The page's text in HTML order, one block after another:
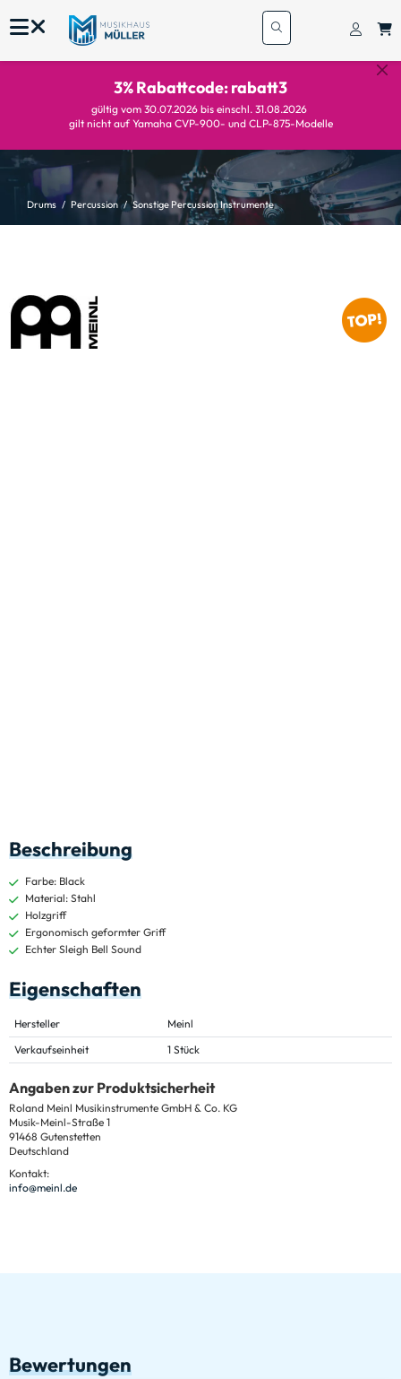
3% Rabattcode: rabatt3
gültig vom 30.07.2026 bis einschl. 31.08.2026
gilt nicht auf Yamaha CVP-900- und CLP-875-Modelle
Drums Percussion Sonstige Percussion Instrumente
Beschreibung
Farbe: Black
Material: Stahl
Holzgriff
Ergonomisch geformter Griff
Echter Sleigh Bell Sound
Eigenschaften
Hersteller
Meinl
Verkaufseinheit
1 Stück
Angaben zur Produktsicherheit
Roland Meinl Musikinstrumente GmbH & Co. KG
Musik-Meinl-Straße 1
91468 Gutenstetten
Deutschland
Kontakt:
info@meinl.de
Bewertungen